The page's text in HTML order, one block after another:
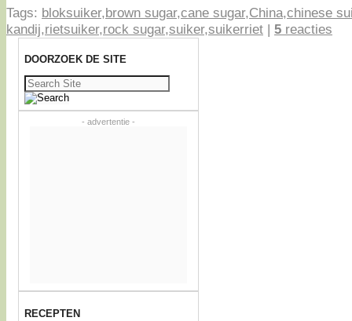
Tags: bloksuiker,brown sugar,cane sugar,China,chinese
kandij,rietsuiker,rock sugar,suiker,suikerriet | 5 reacties
DOORZOEK DE SITE
Zoeken
naar:
- advertentie -
RECEPTEN